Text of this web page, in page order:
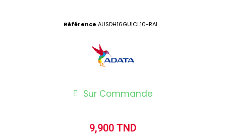
Référence AUSDH16GUICL10-RAI
Sur Commande
9,900 TND